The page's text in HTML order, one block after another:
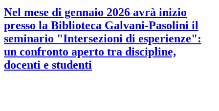
Nel mese di gennaio 2026 avrà inizio
presso la Biblioteca Galvani-Pasolini il
seminario "Intersezioni di esperienze":
un confronto aperto tra discipline,
docenti e studenti